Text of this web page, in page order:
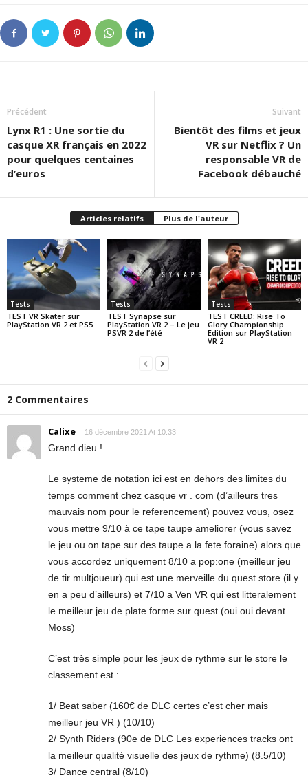
Précédent
Lynx R1 : Une sortie du
casque XR français en 2022
pour quelques centaines
d’euros
Suivant
Bientôt des films et jeux
VR sur Netflix ? Un
responsable VR de
Facebook débauché
Articles relatifs Plus de l'auteur
Tests
TEST VR Skater sur
PlayStation VR 2 et PS5
Tests
TEST Synapse sur
PlayStation VR 2 – Le jeu
PSVR 2 de l’été
Tests
TEST CREED: Rise To
Glory Championship
Edition sur PlayStation
VR 2
2 Commentaires
Calixe 16 décembre 2021 At 10:33
Grand dieu !
Le systeme de notation ici est en dehors des limites du
temps comment chez casque vr . com (d’ailleurs tres
mauvais nom pour le referencement) pouvez vous, osez
vous mettre 9/10 à ce tape taupe ameliorer (vous savez
le jeu ou on tape sur des taupe a la fete foraine) alors que
vous accordez uniquement 8/10 a pop:one (meilleur jeu
de tir multjoueur) qui est une merveille du quest store (il y
en a peu d’ailleurs) et 7/10 a Ven VR qui est litteralement
le meilleur jeu de plate forme sur quest (oui oui devant
Moss)
C’est très simple pour les jeux de rythme sur le store le
classement est :
1/ Beat saber (160€ de DLC certes c’est cher mais
meilleur jeu VR ) (10/10)
2/ Synth Riders (90e de DLC Les experiences tracks ont
la meilleur qualité visuelle des jeux de rythme) (8.5/10)
3/ Dance central (8/10)